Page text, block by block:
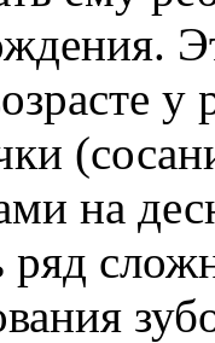
у
на
ряд